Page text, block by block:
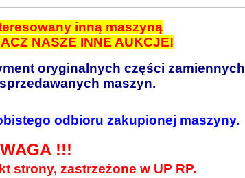
inną maszyną
NASZE INNE AUKCJE!
oryginalnych części zamiennych
maszyn.
odbioru zakupionej maszyny.
!!!
strony, zastrzeżone w UP RP.